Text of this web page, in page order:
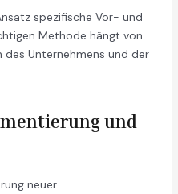
spezifische Vor- und
Methode hängt von
des Unternehmens und der
und
neuer